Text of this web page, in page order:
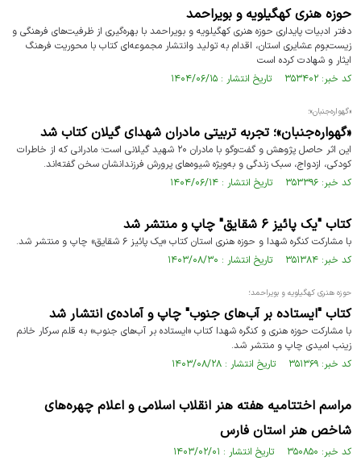
حوزه هنری کهگیلویه و بویراحمد
دفتر ادبیات پایداری حوزه هنری کهگیلویه و بویراحمد با بهره‌گیری از ظرفیت‌های فرهنگی و
زیست‌بوم عشایری استان، اقدام به تولید وانتشار مجموعه‌ای کتاب با محوریت فرهنگ
ایثار و شهادت کرده است
کد خبر: ۳۵۳۴۰۲ تاریخ انتشار : ۱۴۰۴/۰۶/۱۵
«گهواره‌جنبان»؛
«گهواره‌جنبان»؛ تجربه تربیتی مادران شهدای گیلان کتاب شد
این اثر حاصل پژوهش و گفت‌وگو با مادران ۲۰ شهید گیلانی است؛ مادرانی که از خاطرات
کودکی، ازدواج، سبک زندگی و به‌ویژه شیوه‌های پرورش فرزندانشان سخن گفته‌اند.
کد خبر: ۳۵۳۳۹۶ تاریخ انتشار : ۱۴۰۴/۰۶/۱۴
کتاب "یک پائیز ۶ شقایق" چاپ و منتشر شد
با مشارکت کنگره شهدا و حوزه هنری استان کتاب «یک پائیز ۶ شقایق» چاپ و منتشر شد.
کد خبر: ۳۵۱۳۸۴ تاریخ انتشار : ۱۴۰۳/۰۸/۳۰
حوزه هنری کهگیلویه و بویراحمد؛
کتاب "ایستاده بر آب‌های جنوب" چاپ و آماده‌ی انتشار شد
با مشارکت حوزه هنری و کنگره شهدا کتاب «ایستاده بر آب‌های جنوب» به قلم سرکار خانم
زینب امیدی چاپ و منتشر شد.
کد خبر: ۳۵۱۳۶۹ تاریخ انتشار : ۱۴۰۳/۰۸/۲۸
مراسم اختتامیه هفته هنر انقلاب اسلامی و اعلام چهره‌های
شاخص هنر استان فارس
کد خبر: ۳۵۰۸۵۰ تاریخ انتشار : ۱۴۰۳/۰۲/۰۱